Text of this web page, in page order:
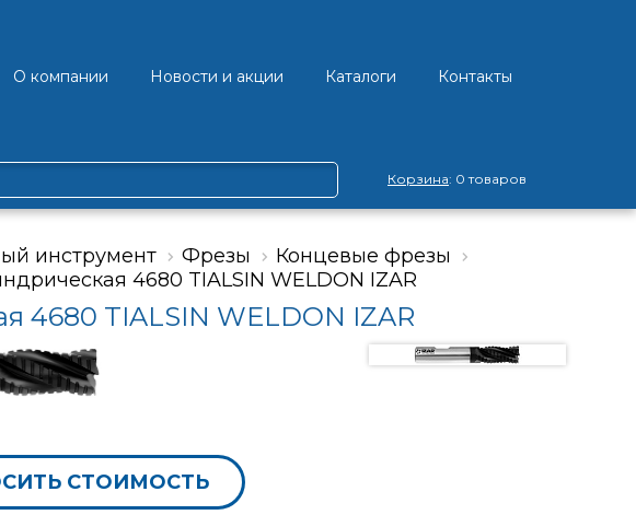
О компании Новости и акции Каталоги Контакты
Корзина: 0 товаров
инструмент Фрезы
Концевые фрезы
4680 TIALSIN WELDON IZAR
4680 TIALSIN WELDON IZAR
СТОИМОСТЬ